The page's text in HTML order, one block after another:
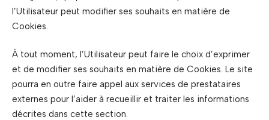
l’Utilisateur peut modifier ses souhaits en matière de
Cookies.
À tout moment, l’Utilisateur peut faire le choix d’exprimer
et de modifier ses souhaits en matière de Cookies. Le site
pourra en outre faire appel aux services de prestataires
externes pour l’aider à recueillir et traiter les informations
décrites dans cette section.